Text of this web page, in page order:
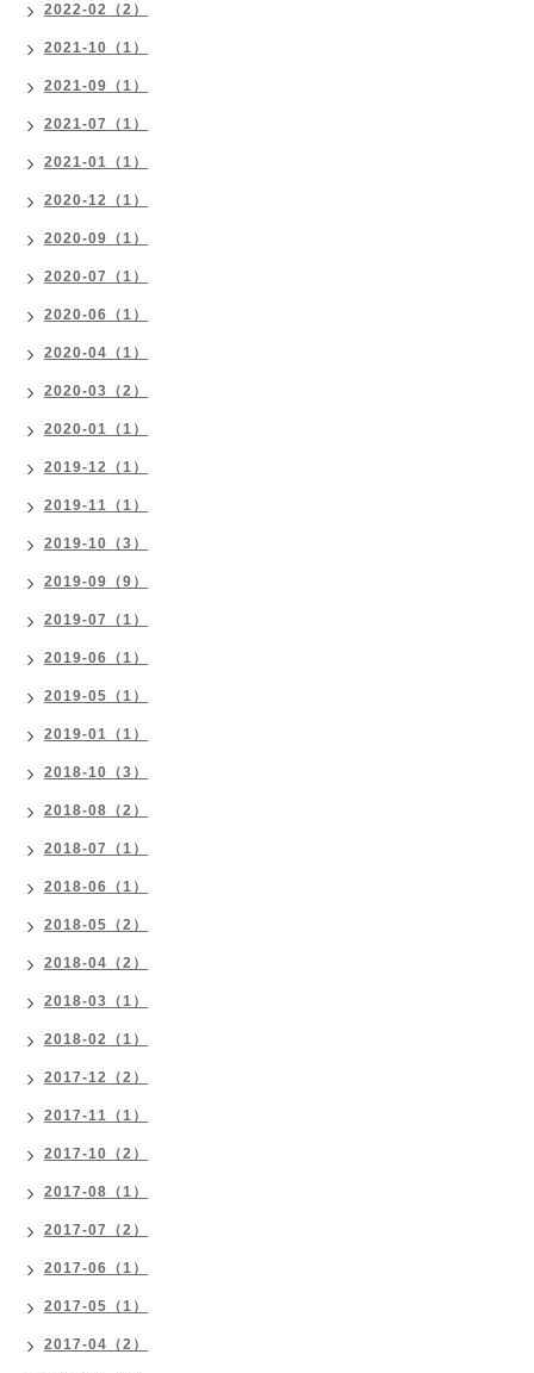
2022-02（2）
2021-10（1）
2021-09（1）
2021-07（1）
2021-01（1）
2020-12（1）
2020-09（1）
2020-07（1）
2020-06（1）
2020-04（1）
2020-03（2）
2020-01（1）
2019-12（1）
2019-11（1）
2019-10（3）
2019-09（9）
2019-07（1）
2019-06（1）
2019-05（1）
2019-01（1）
2018-10（3）
2018-08（2）
2018-07（1）
2018-06（1）
2018-05（2）
2018-04（2）
2018-03（1）
2018-02（1）
2017-12（2）
2017-11（1）
2017-10（2）
2017-08（1）
2017-07（2）
2017-06（1）
2017-05（1）
2017-04（2）